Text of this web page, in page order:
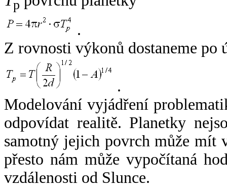
p
.
Z rovnosti výkonů dostaneme po
.
Modelování vyjádření
odpovídat realitě. Planetky
samotný jejich povrch může mít
přesto nám může vypočítaná
vzdálenosti od Slunce.